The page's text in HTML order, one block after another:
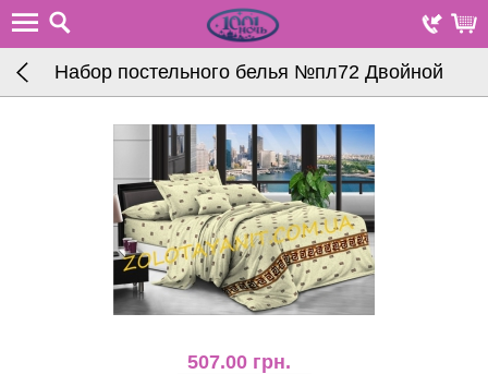
Набор постельного белья №пл72 Двойной
507.00 грн.